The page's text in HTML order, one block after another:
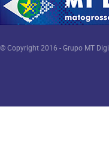
© Copyright 2016 - Grupo MT